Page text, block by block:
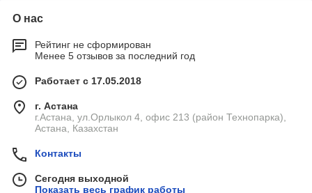
О нас
Рейтинг не сформирован
Менее 5 отзывов за последний год
Работает с 17.05.2018
г. Астана
г.Астана, ул.Орлыкол 4, офис 213 (район Технопарка),
Астана, Казахстан
Контакты
Сегодня выходной
Показать весь график работы